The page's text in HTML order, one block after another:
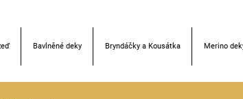
Bavlněné deky Bryndáčky a Kousátka Merino